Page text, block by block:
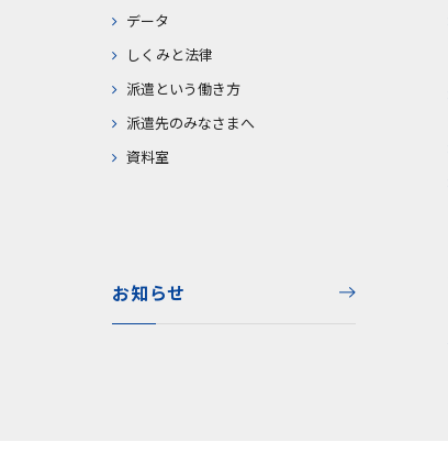
データ
しくみと法律
派遣という働き方
派遣先のみなさまへ
資料室
お知らせ